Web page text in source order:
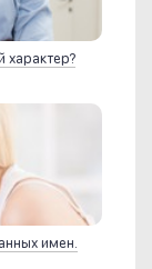
характер?
имен.